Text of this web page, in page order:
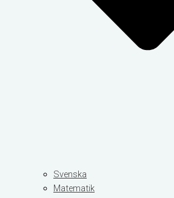
Svenska
Matematik